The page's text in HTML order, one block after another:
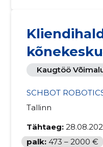
Kaugtöö
SCHBOT
Tallinn
Tähtaeg:
palk: 473 – 2000 €